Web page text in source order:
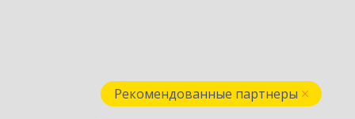
Рекомендованные партнеры